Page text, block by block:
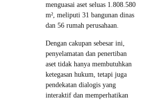
menguasai aset seluas 1.808.580
m², meliputi 31 bangunan dinas
dan 56 rumah perusahaan.
Dengan cakupan sebesar ini,
penyelamatan dan penertiban
aset tidak hanya membutuhkan
ketegasan hukum, tetapi juga
pendekatan dialogis yang
interaktif dan memperhatikan